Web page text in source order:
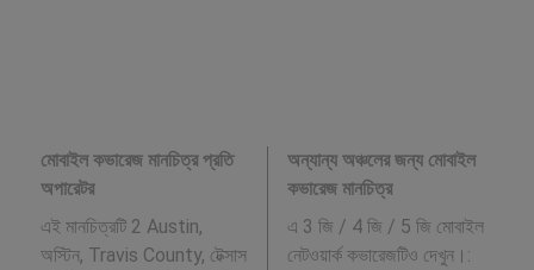
মোবাইল কভারেজ মানচিত্র প্রতি
অপারেটর
এই মানচিত্রটি 2 Austin,
অস্টিন, Travis County, টেক্সাস
অন্যান্য অঞ্চলের জন্য মোবাইল
কভারেজ মানচিত্র
এ 3 জি / 4 জি / 5 জি মোবাইল
নেটওয়ার্ক কভারেজটিও দেখুন।: